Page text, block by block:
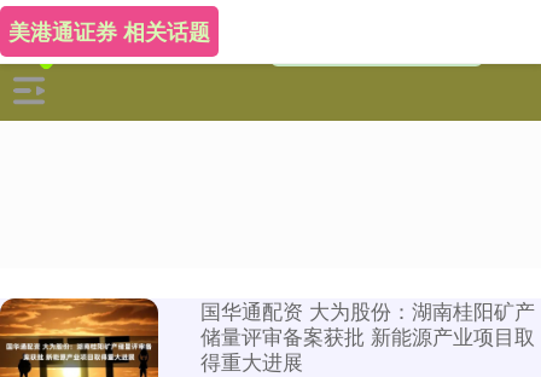
美港通证券 相关话题
国华通配资 大为股份：湖南桂阳矿产
储量评审备案获批 新能源产业项目取
得重大进展